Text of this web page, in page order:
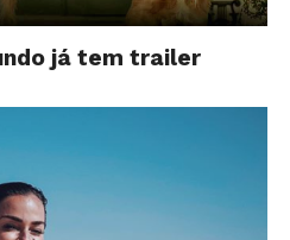
já tem trailer